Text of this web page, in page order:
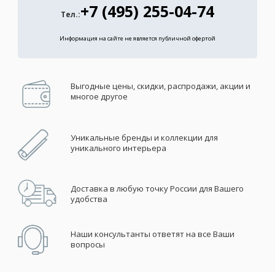
Тел.:+7 (495) 255-04-74
Информация на сайте не является публичной офертой
Выгодные цены, скидки, распродажи, акции и
многое другое
Уникальные бренды и коллекции для
уникального интерьера
Доставка в любую точку России для Вашего
удобства
Наши консультанты ответят на все Ваши
вопросы